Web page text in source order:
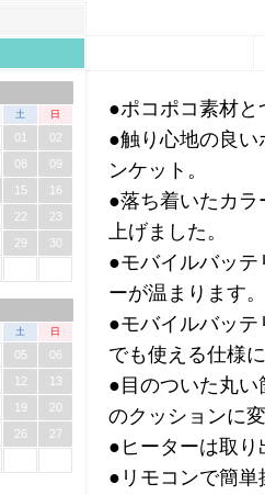
土 日
01
02
08
09
15
16
22
23
29
30
土 日
05
06
12
13
19
20
26
27
●ポコポコ素材
●触り心地の良
ンケット。
●落ち着いたカ
上げました。
●モバイルバッ
ーが温まります。
●モバイルバッ
でも使える仕様
●目のついた丸
のクッションに
●ヒーターは取
●リモコンで簡